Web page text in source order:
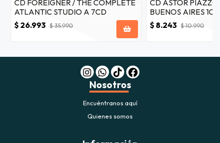
CD FOREIGNER / THE COMPLETE
ATLANTIC STUDIO A 7CD
$ 26.993 $ 35.990
CD ASTOR
BUENOS AIRES 1CD
$ 8.243 $ 10.990
Nosotros
Encuéntranos aquí
Quienes somos